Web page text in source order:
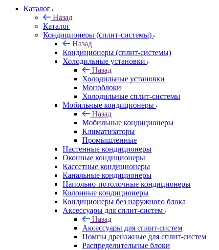
Каталог
Назад
Каталог
Кондиционеры (сплит-системы)
Назад
Кондиционеры (сплит-системы)
Холодильные установки
Назад
Холодильные установки
Моноблоки
Холодильные сплит-системы
Мобильные кондиционеры
Назад
Мобильные кондиционеры
Климатизаторы
Промышленные
Настенные кондиционеры
Оконные кондиционеры
Кассетные кондиционеры
Канальные кондиционеры
Напольно-потолочные кондиционеры
Колонные кондиционеры
Кондиционеры без наружного блока
Аксессуары для сплит-систем
Назад
Аксессуары для сплит-систем
Помпы дренажные для сплит-систем
Распределительные блоки